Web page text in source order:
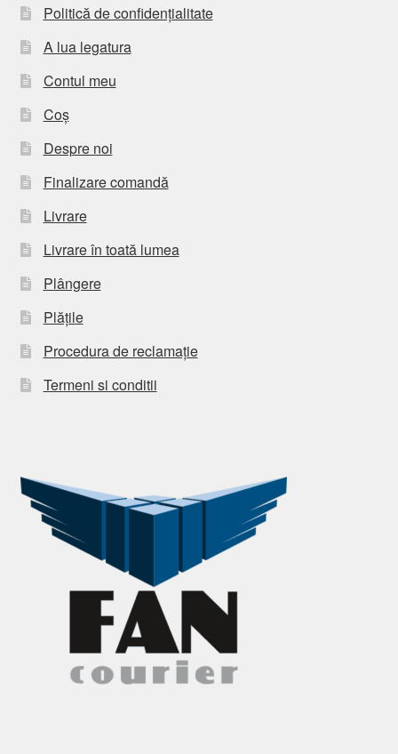
Politică de confidențialitate
A lua legatura
Contul meu
Coș
Despre noi
Finalizare comandă
Livrare
Livrare în toată lumea
Plângere
Plățile
Procedura de reclamație
Termeni si conditii